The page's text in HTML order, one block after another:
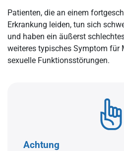
Patienten, die an einem
Erkrankung leiden, tun sich
und haben ein äußerst
weiteres typisches Symptom für
sexuelle Funktionsstörungen.
Achtung